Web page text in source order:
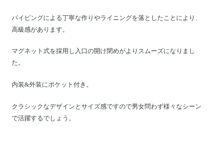
ショッピングガイド
プライバシーポリシー
パイピングによる丁寧な作りやライニングを落としたことにより、
高級感があります。
マグネット式を採用し入口の開け閉めがよりスムーズになりまし
た。
内装&外装にポケット付き。
クラシックなデザインとサイズ感ですので男女問わず様々なシーン
で活躍するでしょう。